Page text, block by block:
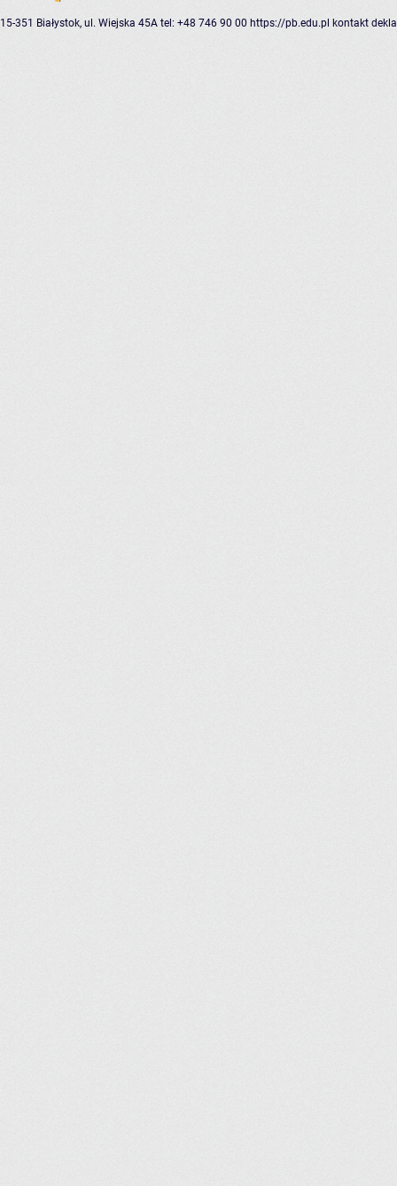
15-351 Białystok, ul. Wiejska 45A tel: +48 746 90 00 https://pb.edu.pl kontakt